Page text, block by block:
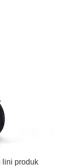
lini produk